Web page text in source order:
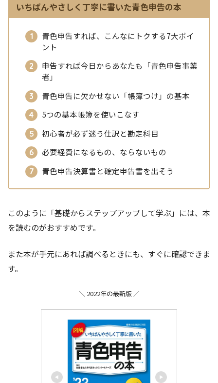
いちばんやさしく丁寧に書いた青色申告の本
青色申告すれば、こんなにトクする7大ポイ
ント
申告すれば今日からあなたも「青色申告事業
者」
青色申告に欠かせない「帳簿つけ」の基本
5つの基本帳簿を使いこなす
初心者が必ず迷う仕訳と勘定科目
必要経費になるもの、ならないもの
青色申告決算書と確定申告書を出そう
このように「基礎からステップアップして学ぶ」には、本
を読むのがおすすめです。
また本が手元にあれば調べるときにも、すぐに確認できま
す。
＼ 2022年の最新版 ／